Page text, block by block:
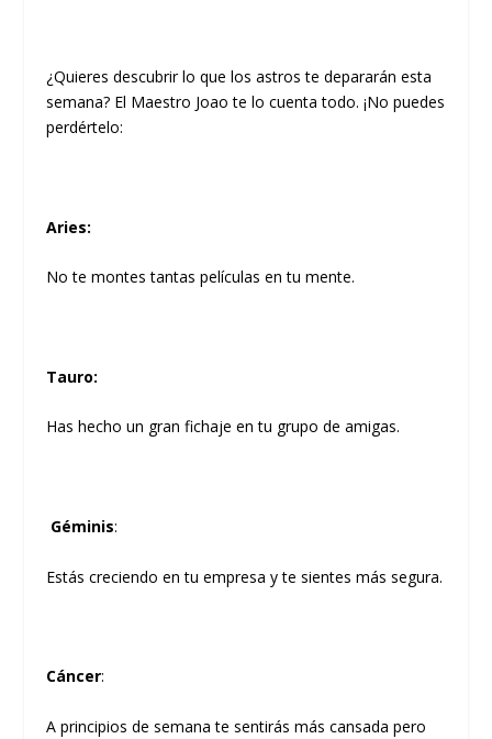
¿Quieres descubrir lo que los astros te depararán esta
semana? El Maestro Joao te lo cuenta todo. ¡No puedes
perdértelo:
Aries:
No te montes tantas películas en tu mente.
Tauro:
Has hecho un gran fichaje en tu grupo de amigas.
Géminis:
Estás creciendo en tu empresa y te sientes más segura.
Cáncer:
A principios de semana te sentirás más cansada pero